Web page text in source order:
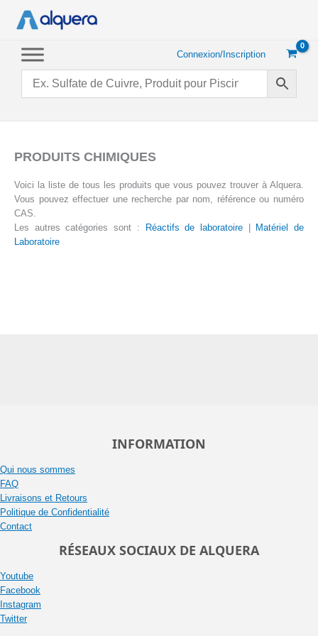
Connexion/Inscription
PRODUITS CHIMIQUES
Voici la liste de tous les produits que vous pouvez trouver à Alquera.
Vous pouvez effectuer une recherche par nom, référence ou numéro
CAS.
Les autres catégories sont :
Réactifs de laboratoire|
Matériel de
Laboratoire
INFORMATION
Qui nous sommes
FAQ
Livraisons et Retours
Politique de Confidentialité
Contact
RÉSEAUX SOCIAUX DE ALQUERA
Youtube
Facebook
Instagram
Twitter